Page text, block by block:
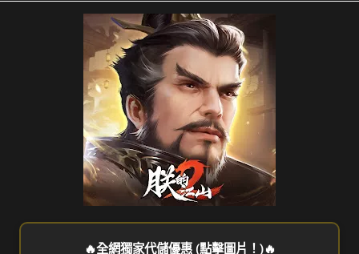
🔥全網獨家代儲優惠 (點擊圖片！)🔥